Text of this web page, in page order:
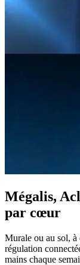
Mégalis,
par cœur
Murale ou au sol,
régulation
mains chaque